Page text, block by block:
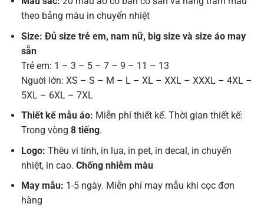
theo bảng màu in chuyển nhiệt
Size: Đủ size trẻ em, nam nữ, big size và size áo may
sẵn
Trẻ em: 1 – 3 – 5 – 7 – 9 – 11 – 13
Nguời lớn: XS – S – M – L – XL – XXL – XXXL – 4XL –
5XL – 6XL – 7XL
Thiết kế mẫu áo: Miễn phí thiết kế. Thời gian thiết kế:
Trong vòng 8 tiếng.
Logo: Thêu vi tính, in lụa, in pet, in decal, in chuyển
nhiệt, in cao. Chống nhiễm màu
May mẫu: 1-5 ngày. Miễn phí may mẫu khi cọc đơn
hàng